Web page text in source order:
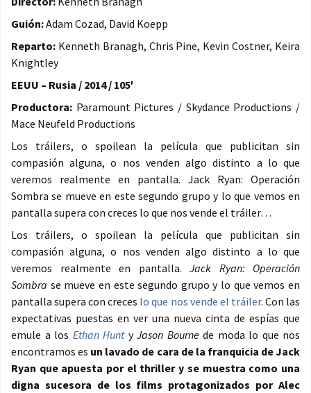
Guión:Adam Cozad, David Koepp
Reparto: Kenneth Branagh, Chris Pine, Kevin Costner, Keira
Knightley
EEUU – Rusia / 2014 / 105′
Productora: Paramount Pictures / Skydance Productions /
Mace Neufeld Productions
Los tráilers, o spoilean la película que publicitan sin
compasión alguna, o nos venden algo distinto a lo que
veremos realmente en pantalla. Jack Ryan: Operación
Sombra se mueve en este segundo grupo y lo que vemos en
pantalla supera con creces lo que nos vende el tráiler…
Los tráilers, o spoilean la película que publicitan sin
compasión alguna, o nos venden algo distinto a lo que
veremos realmente en pantalla. Jack Ryan: Operación
Sombra se mueve en este segundo grupo y lo que vemos en
pantalla supera con creces lo que nos vende el tráiler. Con las
expectativas puestas en ver una nueva cinta de espías que
emule a los Ethan Hunty Jason Bournede moda lo que nos
encontramos es un lavado de cara de la franquicia de Jack
Ryan que apuesta por el thriller y se muestra como una
digna sucesora de los films protagonizados por Alec